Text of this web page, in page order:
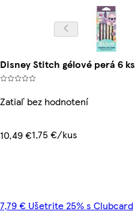
Disney Stitch gélové perá 6 ks
Zatiaľ bez hodnotení
10,49 €1,75 €/kus
7,79 € Ušetrite 25% s Clubcard